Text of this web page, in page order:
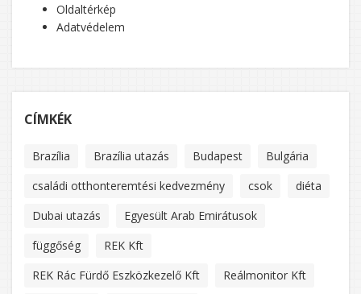
Oldaltérkép
Adatvédelem
CÍMKÉK
Brazília Brazília utazás Budapest
Bulgária
családi otthonteremtési kedvezmény
csok
diéta
Dubai utazás
Egyesült Arab Emirátusok
függőség
REK Kft
REK Rác Fürdő Eszközkezelő Kft
Reálmonitor Kft